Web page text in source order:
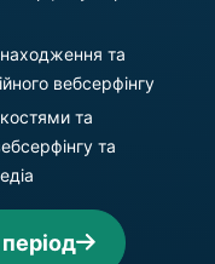
та
вебсерфінгу
та
та